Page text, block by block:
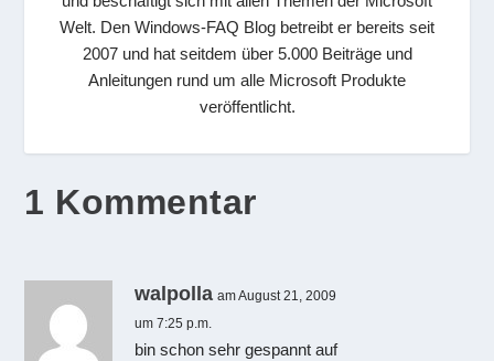
Welt. Den Windows-FAQ Blog betreibt er bereits seit
2007 und hat seitdem über 5.000 Beiträge und
Anleitungen rund um alle Microsoft Produkte
veröffentlicht.
1 Kommentar
walpolla am August 21, 2009
um 7:25 p.m.
bin schon sehr gespannt auf